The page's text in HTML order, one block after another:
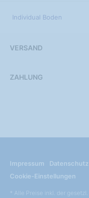
Individual Boden
VERSAND
ZAHLUNG
Impressum Datenschutz
Cookie-Einstellungen
* Alle Preise inkl. der